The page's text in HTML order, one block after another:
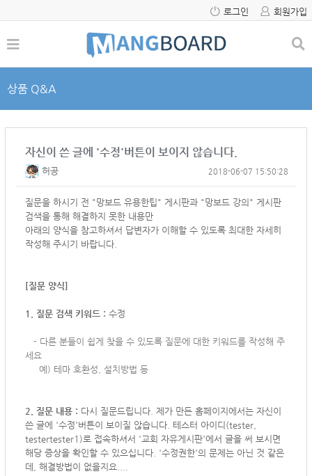
로그인 회원가입
상품 Q&A
자신이 쓴 글에 '수정'버튼이 보이지 않습니다.
허공 2018-06-07 15:50:28
질문을 하시기 전 "망보드 유용한팁" 게시판과 "망보드 강의" 게시판
검색을 통해 해결하지 못한 내용만
아래의 양식을 참고하셔서 답변자가 이해할 수 있도록 최대한 자세히
작성해 주시기 바랍니다.
[질문 양식]
1. 질문 검색 키워드 : 수정
- 다른 분들이 쉽게 찾을 수 있도록 질문에 대한 키워드를 작성해 주
세요
예) 테마 호환성, 설치방법 등
2. 질문 내용 : 다시 질문드립니다. 제가 만든 홈페이지에서는 자신이
쓴 글에 '수정'버튼이 보이질 않습니다. 테스터 아이디(tester,
testertester1)로 접속하셔서 '교회 자유게시판'에서 글을 써 보시면
해당 증상을 확인할 수 있으십니다. '수정권한'의 문제는 아닌 것 같은
데, 해결방법이 없을지요....